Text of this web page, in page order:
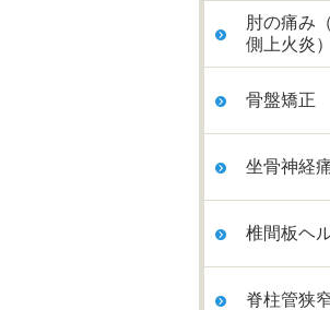
肘の痛み
側上火炎）
骨盤矯正
坐骨神経
椎間板ヘ
脊柱管狭